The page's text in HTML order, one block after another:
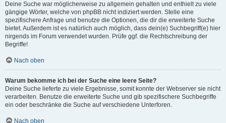
Deine Suche war möglicherweise zu allgemein gehalten und enthielt zu viele
gängige Wörter, welche von phpBB nicht indiziert werden. Stelle eine
spezifischere Anfrage und benutze die Optionen, die dir die erweiterte Suche
bietet. Außerdem ist es natürlich auch möglich, dass dein(e) Suchbegriff(e) hier
nirgends im Forum verwendet wurden. Prüfe ggf. die Rechtschreibung der
Begriffe!
Nach oben
Warum bekomme ich bei der Suche eine leere Seite?
Deine Suche lieferte zu viele Ergebnisse, somit konnte der Webserver sie nicht
verarbeiten. Benutze die erweiterte Suche und gib spezifischere Suchbegriffe
ein oder beschränke die Suche auf verschiedene Unterforen.
Nach oben